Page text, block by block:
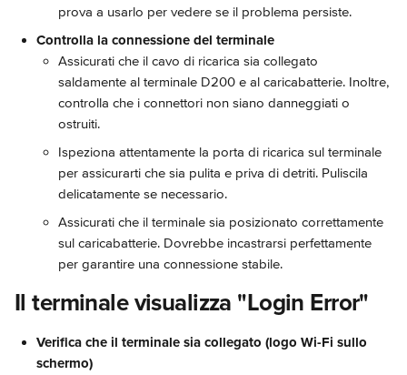
prova a usarlo per vedere se il problema persiste.
Controlla la connessione del terminale
Assicurati che il cavo di ricarica sia collegato
saldamente al terminale D200 e al caricabatterie. Inoltre,
controlla che i connettori non siano danneggiati o
ostruiti.
Ispeziona attentamente la porta di ricarica sul terminale
per assicurarti che sia pulita e priva di detriti. Puliscila
delicatamente se necessario.
Assicurati che il terminale sia posizionato correttamente
sul caricabatterie. Dovrebbe incastrarsi perfettamente
per garantire una connessione stabile.
Il terminale visualizza "Login Error"
Verifica che il terminale sia collegato (logo Wi-Fi sullo
schermo)